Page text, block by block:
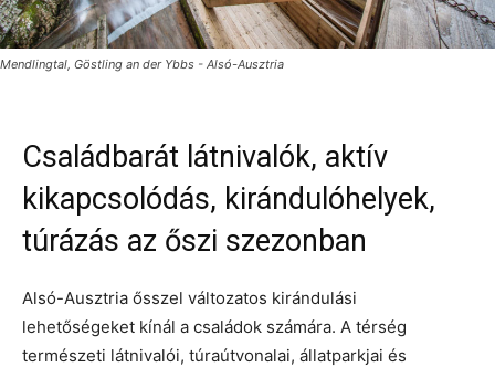
Mendlingtal, Göstling an der Ybbs - Alsó-Ausztria
Családbarát látnivalók, aktív
kikapcsolódás, kirándulóhelyek,
túrázás az őszi szezonban
Alsó-Ausztria ősszel változatos kirándulási
lehetőségeket kínál a családok számára. A térség
természeti látnivalói, túraútvonalai, állatparkjai és